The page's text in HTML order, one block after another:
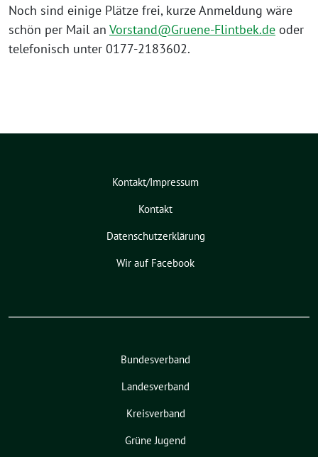
Noch sind einige Plätze frei, kurze Anmeldung wäre
schön per Mail an Vorstand@Gruene-Flintbek.de oder
telefonisch unter 0177-2183602.
Kontakt/Impressum
Kontakt
Datenschutzerklärung
Wir auf Facebook
Bundesverband
Landesverband
Kreisverband
Grüne Jugend